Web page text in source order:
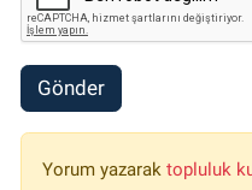
Gönder
Yorum yazarak topluluk